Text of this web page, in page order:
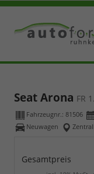
Seat Arona FR
Fahrzeugnr.: 81506
Neuwagen
Gesamtpreis